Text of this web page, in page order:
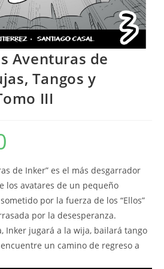
Aventuras de
Tangos y
III
de Inker” es el más desgarrador
los avatares de un pequeño
por la fuerza de los “Ellos”
por la desesperanza.
Inker jugará a la wija, bailará tango
un camino de regreso a